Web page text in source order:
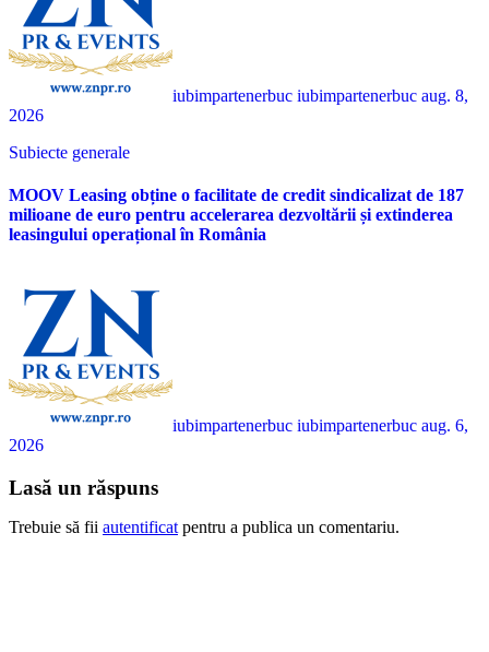
iubimpartenerbuc iubimpartenerbuc aug. 8,
2026
Subiecte generale
MOOV Leasing obține o facilitate de credit sindicalizat de 187
milioane de euro pentru accelerarea dezvoltării și extinderea
leasingului operațional în România
iubimpartenerbuc iubimpartenerbuc aug. 6,
2026
Lasă un răspuns
Trebuie să fii autentificat pentru a publica un comentariu.